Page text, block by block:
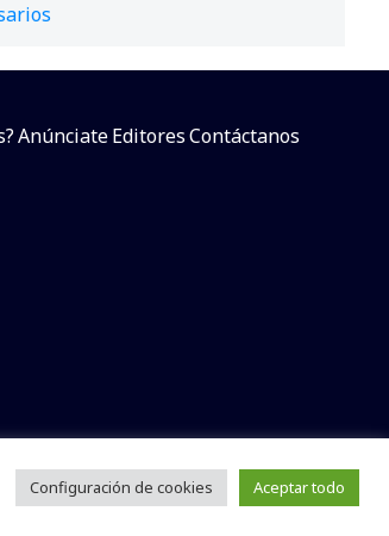
AnúnciateEditoresContáctanos
a la fuente.
Configuración de cookies Aceptar todo